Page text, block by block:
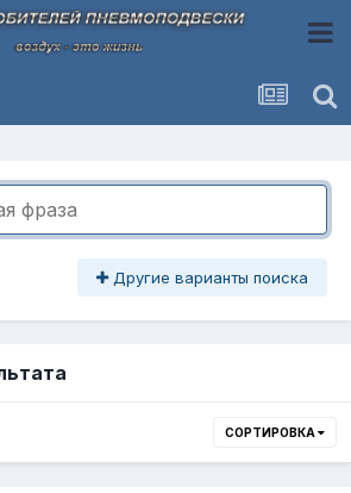
Другие варианты поиска
СОРТИРОВКА